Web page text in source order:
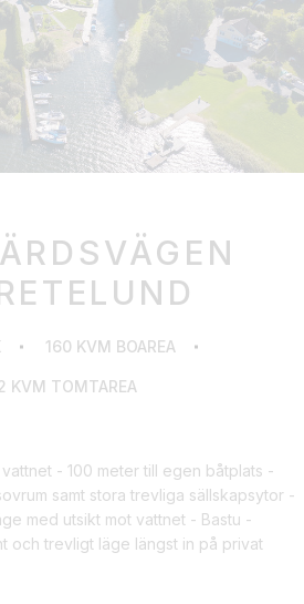
160 KVM BOAREA
KVM TOMTAREA
- 100 meter till egen båtplats -
samt stora trevliga sällskapsytor -
med utsikt mot vattnet - Bastu -
och trevligt läge längst in på privat